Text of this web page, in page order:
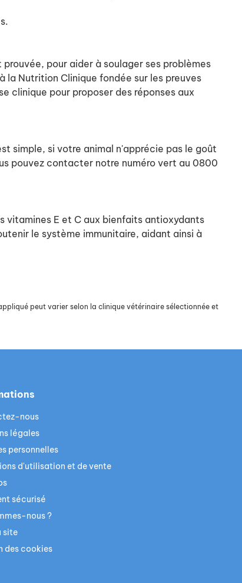
pour aider à soulager ses problèmes
la Nutrition Clinique fondée sur les preuves
clinique pour proposer des réponses aux
simple, si votre animal n'apprécie pas le goût
pouvez contacter notre numéro vert au 0800
vitamines E et C aux bienfaits antioxydants
le système immunitaire, aidant ainsi à
peut varier selon la clinique vétérinaire sélectionnée et
nous
légales
personnelles
d'utilisation et de vente
sécurisé
nous ?
site
des cookies